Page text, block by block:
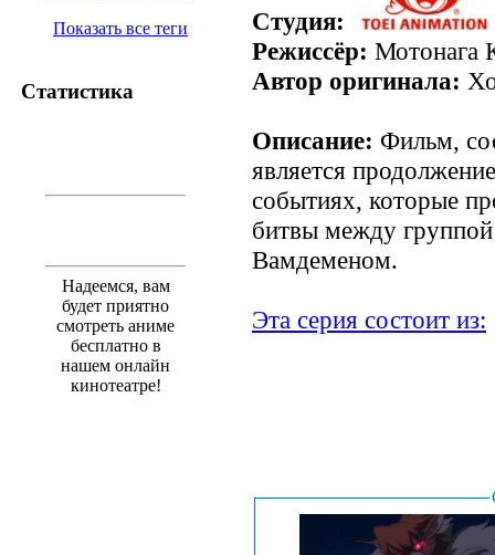
Показать все теги
Статистика
Надеемся, вам
будет приятно
смотреть аниме
бесплатно в
нашем онлайн
кинотеатре!
Студия:
Режиссёр: Мотонага
Автор оригинала:
Описание: Фильм,
является
событиях, которые
битвы между
Вамдеменом.
Эта серия состоит из: